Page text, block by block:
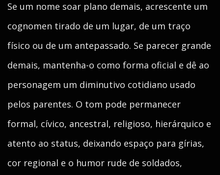
Se um nome soar plano demais, acrescente um
cognomen tirado de um lugar, de um traço
físico ou de um antepassado. Se parecer grande
demais, mantenha-o como forma oficial e dê ao
personagem um diminutivo cotidiano usado
pelos parentes. O tom pode permanecer
formal, cívico, ancestral, religioso, hierárquico e
atento ao status, deixando espaço para gírias,
cor regional e o humor rude de soldados,